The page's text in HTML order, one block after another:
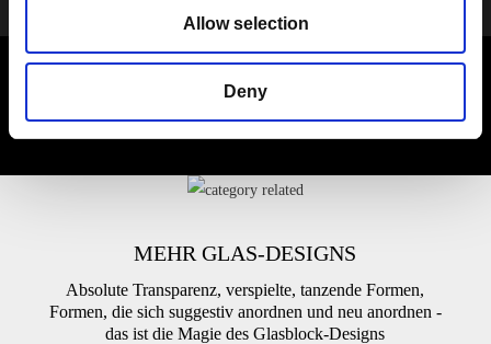
Allow selection
Deny
Sie mögen vielleicht auch:
MEHR GLAS-DESIGNS
Absolute Transparenz, verspielte, tanzende Formen,
Formen, die sich suggestiv anordnen und neu anordnen -
das ist die Magie des Glasblock-Designs